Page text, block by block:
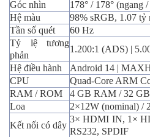
Góc nhìn
178° / 178° (ngang
Hệ màu
98% sRGB, 1.07 tỷ
Tần số quét
60 Hz
Tỷ lệ tương
phản
1.200:1 (ADS) |
Hệ điều hành
Android 14 |
CPU
Quad-Core ARM
RAM / ROM
4 GB RAM / 32
Loa
2×12W (nominal) /
Kết nối có dây
3× HDMI IN, 1×
RS232, SPDIF